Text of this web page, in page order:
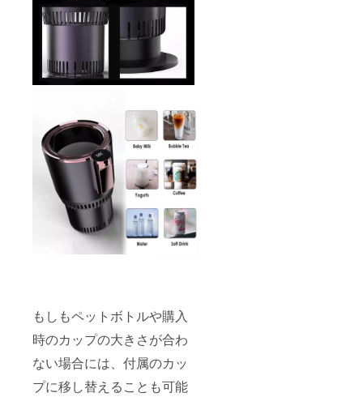
もしもペットボトルや購入
時のカップの大きさが合わ
ない場合には、付属のカッ
プに移し替えることも可能